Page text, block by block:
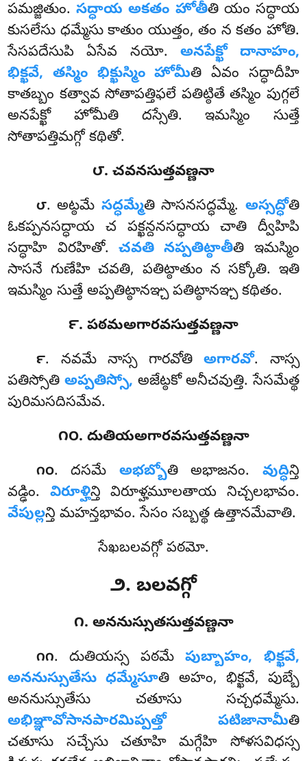
పమజ్జితుం.సద్ధాయ అకతం హోతీతి యం సద్ధాయ
కుసలేసు ధమ్మేసు కాతుం యుత్తం, తం న కతం హోతి.
సేసపదేసుపి ఏసేవ నయో. అనపేక్ఖో దానాహం,
భిక్ఖవే, తస్మిం భిక్ఖుస్మిం హోమీతి ఏవం సద్ధాదీహి
కాతబ్బం కత్వావ సోతాపత్తిఫలే పతిట్ఠితే తస్మిం పుగ్గలే
అనపేక్ఖో హోమీతి దస్సేతి. ఇమస్మిం సుత్తే
సోతాపత్తిమగ్గో కథితో.
౮. చవనసుత్తవణ్ణనా
౮. అట్ఠమే సద్ధమ్మేతి సాసనసద్ధమ్మే. అస్సద్ధోతి
ఓకప్పనసద్ధాయ చ పక్ఖన్దనసద్ధాయ చాతి ద్వీహిపి
సద్ధాహి విరహితో. చవతి నప్పతిట్ఠాతీతి ఇమస్మిం
సాసనే గుణేహి చవతి, పతిట్ఠాతుం న సక్కోతి. ఇతి
ఇమస్మిం సుత్తే అప్పతిట్ఠానఞ్చ పతిట్ఠానఞ్చ కథితం.
౯. పఠమఅగారవసుత్తవణ్ణనా
౯. నవమేనాస్స గారవోతిఅగారవో. నాస్స
పతిస్సోతి అప్పతిస్సో, అజేట్ఠకో అనీచవుత్తి. సేసమేత్థ
పురిమసదిసమేవ.
౧౦. దుతియఅగారవసుత్తవణ్ణనా
౧౦. దసమే అభబ్బోతి అభాజనం. వుద్ధిన్తి
వడ్ఢిం. విరూళ్హిన్తి విరూళ్హమూలతాయ నిచ్చలభావం.
వేపుల్లన్తి మహన్తభావం. సేసం సబ్బత్థ ఉత్తానమేవాతి.
సేఖబలవగ్గో పఠమో.
౨. బలవగ్గో
౧. అననుస్సుతసుత్తవణ్ణనా
౧౧. దుతియస్స పఠమేపుబ్బాహం, భిక్ఖవే,
అననుస్సుతేసు ధమ్మేసూతి అహం, భిక్ఖవే, పుబ్బే
అననుస్సుతేసు చతూసు సచ్చధమ్మేసు.
అభిఞ్ఞావోసానపారమిప్పత్తో పటిజానామీతి
చతూసు సచ్చేసు చతూహి మగ్గేహి సోళసవిధస్స